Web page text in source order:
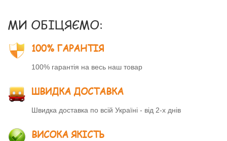
МИ ОБІЦЯЄМО:
100% ГАРАНТІЯ
100% гарантія на весь наш товар
ШВИДКА ДОСТАВКА
Швидка доставка по всій Україні - від 2-х днів
ВИСОКА ЯКІСТЬ